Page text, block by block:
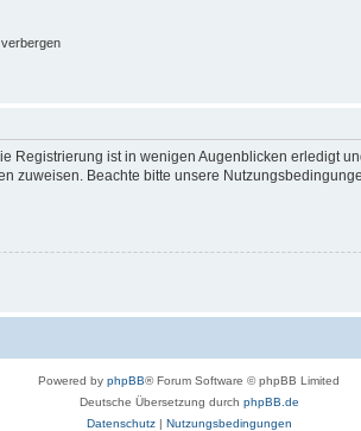
Registrierung ist in wenigen Augenblicken erledigt
zuweisen. Beachte bitte unsere
Powered by phpBB® Forum Software © phpBB Limited
Deutsche Übersetzung durch phpBB.de
Datenschutz| Nutzungsbedingungen